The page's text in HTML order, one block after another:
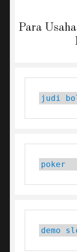
Next
Para
judi
poker
demo